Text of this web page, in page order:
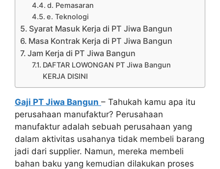
d. Pemasaran
e. Teknologi
Syarat Masuk Kerja di PT Jiwa Bangun
Masa Kontrak Kerja di PT Jiwa Bangun
Jam Kerja di PT Jiwa Bangun
DAFTAR LOWONGAN PT Jiwa Bangun
KERJA DISINI
Gaji PT Jiwa Bangun – Tahukah kamu apa itu
perusahaan manufaktur? Perusahaan
manufaktur adalah sebuah perusahaan yang
dalam aktivitas usahanya tidak membeli barang
jadi dari supplier. Namun, mereka membeli
bahan baku yang kemudian dilakukan proses